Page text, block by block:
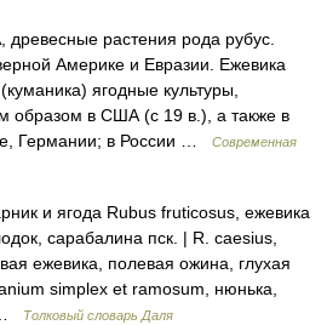
растения рода рубус.
Америке и Евразии. Ежевика
ягодные культуры,
образом в США (с 19 в.), а также в
Германии; в России …
Современная
и ягода Rubus fruticosus, ежевика
сарабалина пск. | R. caesius,
ежевика, полевая ожина, глухая
simplex et ramosum, нюнька,
…
Толковый словарь Даля